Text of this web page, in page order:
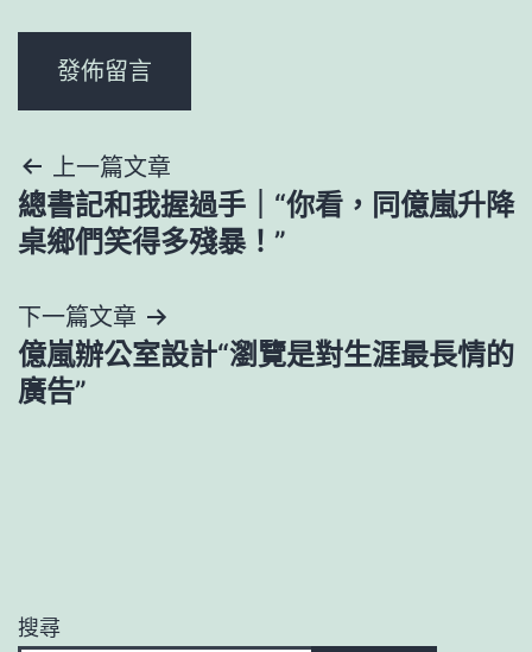
文
章
覽
上一篇文章
總書記和我握過手｜“你看，同億嵐升降
桌鄉們笑得多殘暴！”
下一篇文章
億嵐辦公室設計“瀏覽是對生涯最長情的
廣告”
搜尋